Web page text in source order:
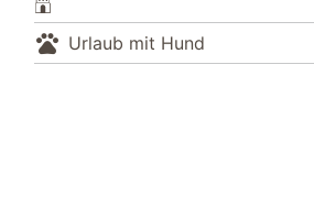
pets Urlaub mit Hund